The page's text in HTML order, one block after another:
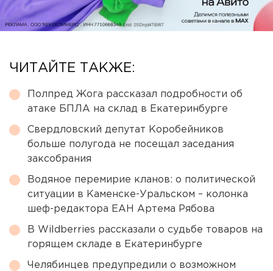
ЧИТАЙТЕ ТАКЖЕ:
Полпред Жога рассказал подробности об
атаке БПЛА на склад в Екатеринбурге
Свердловский депутат Коробейников
больше полугода не посещал заседания
заксобрания
Водяное перемирие кланов: о политической
ситуации в Каменске-Уральском – колонка
шеф-редактора ЕАН Артема Рябова
В Wildberries рассказали о судьбе товаров на
горящем складе в Екатеринбурге
Челябинцев предупредили о возможном